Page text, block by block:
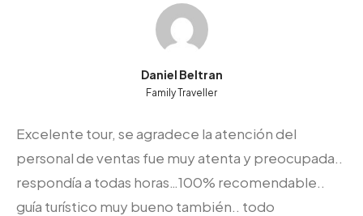
Daniel Beltran
Family Traveller
Excelente tour, se agradece la atención del
personal de ventas fue muy atenta y preocupada..
respondía a todas horas…100% recomendable..
guía turístico muy bueno también.. todo